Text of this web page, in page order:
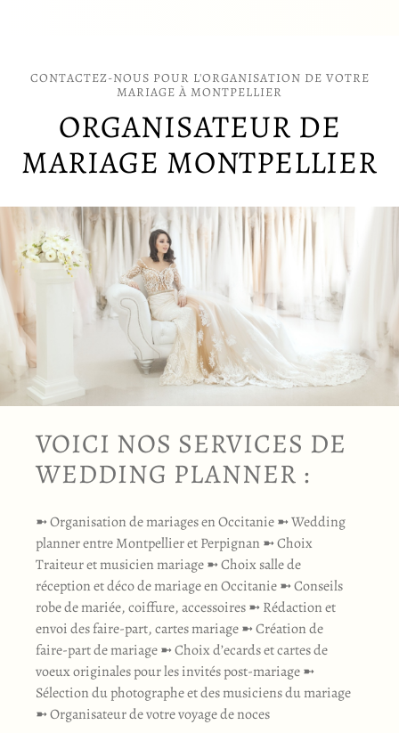
CONTACTEZ-NOUS POUR L'ORGANISATION DE VOTRE
MARIAGE À MONTPELLIER
ORGANISATEUR DE
MARIAGE MONTPELLIER
VOICI NOS SERVICES DE
WEDDING PLANNER :
➼ Organisation de mariages en Occitanie ➼ Wedding
planner entre Montpellier et Perpignan ➼ Choix
Traiteur et musicien mariage ➼ Choix salle de
réception et déco de mariage en Occitanie ➼ Conseils
robe de mariée, coiffure, accessoires ➼ Rédaction et
envoi des faire-part, cartes mariage ➼ Création de
faire-part de mariage ➼ Choix d’ecards et cartes de
voeux originales pour les invités post-mariage ➼
Sélection du photographe et des musiciens du mariage
➼ Organisateur de votre voyage de noces